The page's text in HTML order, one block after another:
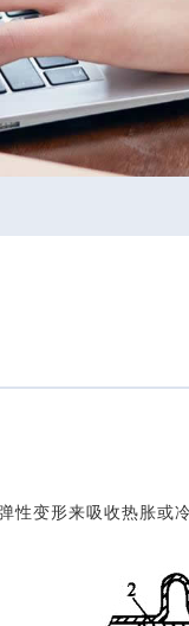
性变形来吸收热胀